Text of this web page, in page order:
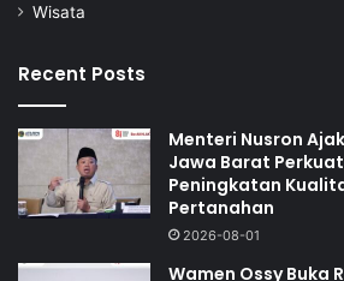
Wisata
Recent Posts
Menteri Nusron
Jawa Barat
Peningkatan
Pertanahan
2026-08-01
Wamen Ossy Buka